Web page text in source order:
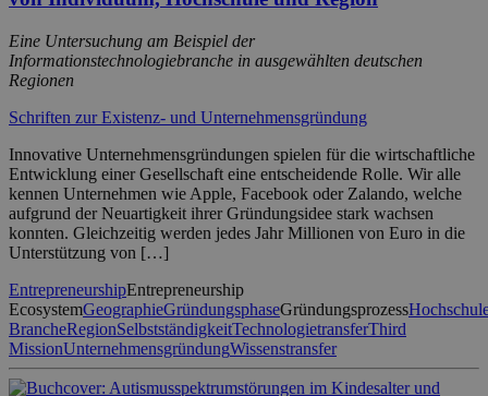
Eine Untersuchung am Beispiel der
Informationstechnologiebranche in ausgewählten deutschen
Regionen
Schriften zur Existenz- und Unternehmensgründung
Innovative Unternehmensgründungen spielen für die wirtschaftliche
Entwicklung einer Gesellschaft eine entscheidende Rolle. Wir alle
kennen Unternehmen wie Apple, Facebook oder Zalando, welche
aufgrund der Neuartigkeit ihrer Gründungsidee stark wachsen
konnten. Gleichzeitig werden jedes Jahr Millionen von Euro in die
Unterstützung von […]
EntrepreneurshipEntrepreneurship
EcosystemGeographieGründungsphaseGründungsprozess
BrancheRegionSelbstständigkeitTechnologietransferThird
MissionUnternehmensgründungWissenstransfer